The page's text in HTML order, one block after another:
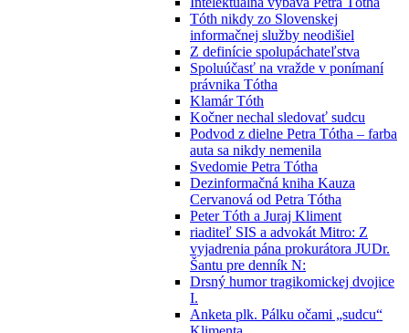
Tóth nikdy zo Slovenskej
informačnej služby neodišiel
Z definície spolupáchateľstva
Spoluúčasť na vražde v ponímaní
právnika Tótha
Klamár Tóth
Kočner nechal sledovať sudcu
Podvod z dielne Petra Tótha – farba
auta sa nikdy nemenila
Svedomie Petra Tótha
Dezinformačná kniha Kauza
Cervanová od Petra Tótha
Peter Tóth a Juraj Kliment
riaditeľ SIS a advokát Mitro: Z
vyjadrenia pána prokurátora JUDr.
Šantu pre denník N:
Drsný humor tragikomickej dvojice
I.
Anketa plk. Pálku očami „sudcu“